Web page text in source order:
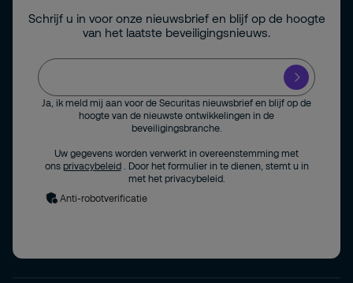
Schrijf u in voor onze nieuwsbrief en blijf op de hoogte
van het laatste beveiligingsnieuws.
Ja, ik meld mij aan voor de Securitas nieuwsbrief en blijf op de
hoogte van de nieuwste ontwikkelingen in de
beveiligingsbranche.
Uw gegevens worden verwerkt in overeenstemming met
ons privacybeleid
. Door het formulier in te dienen, stemt u in
met het privacybeleid.
Anti-robotverificatie